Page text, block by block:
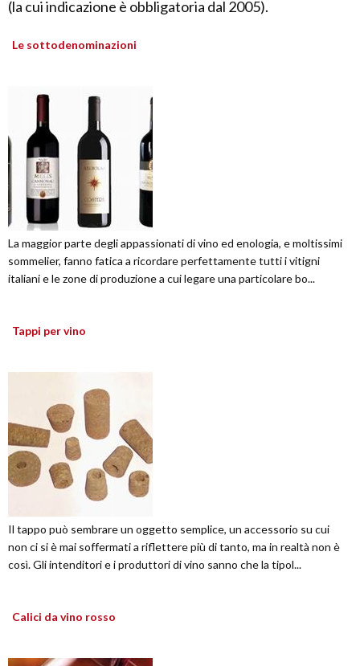
(la cui indicazione è obbligatoria dal 2005).
Le sottodenominazioni
La maggior parte degli appassionati di vino ed enologia, e moltissimi
sommelier, fanno fatica a ricordare perfettamente tutti i vitigni
italiani e le zone di produzione a cui legare una particolare bo...
Tappi per vino
Il tappo può sembrare un oggetto semplice, un accessorio su cui
non ci si è mai soffermati a riflettere più di tanto, ma in realtà non è
così. Gli intenditori e i produttori di vino sanno che la tipol...
Calici da vino rosso